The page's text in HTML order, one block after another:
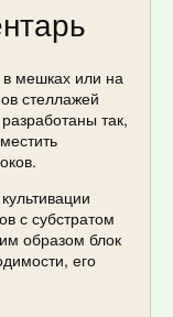
мешках или на
стеллажей
так,
с субстратом
образом блок
его